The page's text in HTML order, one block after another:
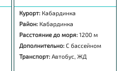
Курорт: Кабардинка
Район: Кабардинка
Расстояние до моря:1200 м
Дополнительно:С бассейном
Транспорт:Автобус, ЖД